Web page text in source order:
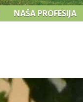
NAŠA PROFESIJA